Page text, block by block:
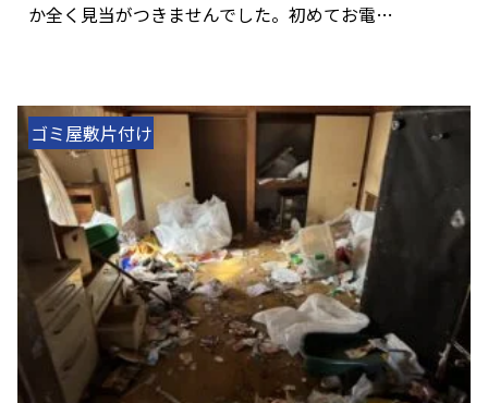
か全く見当がつきませんでした。初めてお電…
ゴミ屋敷片付け